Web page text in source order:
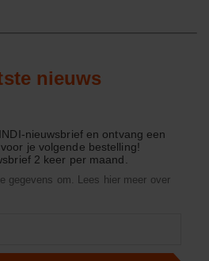
nieuws
nieuwsbrief en ontvang een
je volgende bestelling!
2 keer per maand.
gegevens om. Lees hier meer over